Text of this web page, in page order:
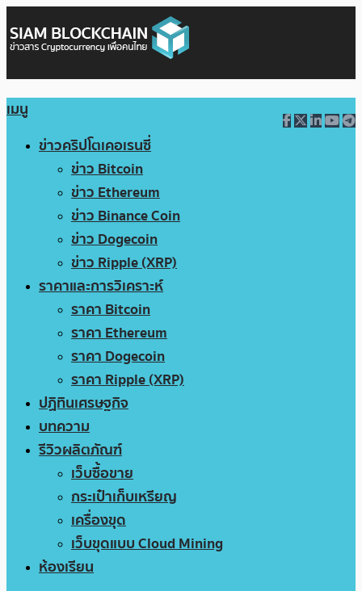
เมนู
ข่าวคริปโตเคอเรนซี่
ข่าว Bitcoin
ข่าว Ethereum
ข่าว Binance Coin
ข่าว Dogecoin
ข่าว Ripple (XRP)
ราคาและการวิเคราะห์
ราคา Bitcoin
ราคา Ethereum
ราคา Dogecoin
ราคา Ripple (XRP)
ปฏิทินเศรษฐกิจ
บทความ
รีวิวผลิตภัณฑ์
เว็บซื้อขาย
กระเป๋าเก็บเหรียญ
เครื่องขุด
เว็บขุดแบบ Cloud Mining
ห้องเรียน